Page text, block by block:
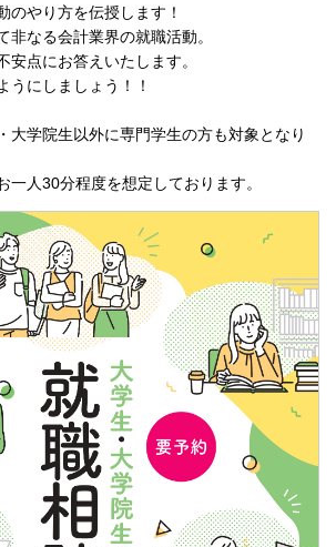
やり方を伝授します！
非なる会計業界の就職活動。
安点にお答えいたします。
うにしましょう！！
大学院生以外に専門学生の方も対象となり
人30分程度を想定しております。